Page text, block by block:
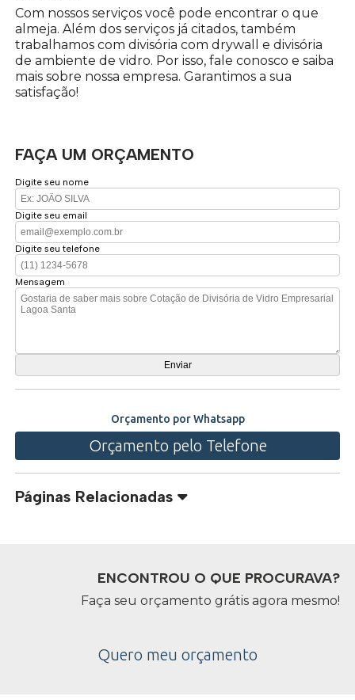
Com nossos serviços você pode encontrar o que
almeja. Além dos serviços já citados, também
trabalhamos com divisória com drywall e divisória
de ambiente de vidro. Por isso, fale conosco e saiba
mais sobre nossa empresa. Garantimos a sua
satisfação!
FAÇA UM ORÇAMENTO
Digite seu nome
Digite seu email
Digite seu telefone
Mensagem
Orçamento por Whatsapp
Orçamento pelo Telefone
Páginas Relacionadas
ENCONTROU O QUE PROCURAVA?
Faça seu orçamento grátis agora mesmo!
Quero meu orçamento